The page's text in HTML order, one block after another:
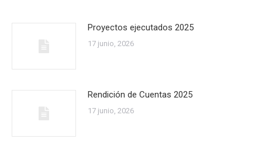
Proyectos ejecutados 2025
17 junio, 2026
Rendición de Cuentas 2025
17 junio, 2026